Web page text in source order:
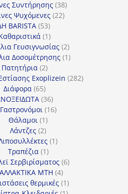
προϊόντα
Συντήρησης 3838
προϊόντα
Ψυχόμενες 2222
BARISTA 5353
προϊόντα
11
προϊόν
Γευσιγνωσίας 22
προϊόντα
Δοσομέτρησης 11
Πατητήρια 22
προϊόντα
Exoplizein 282282
Διάφορα 6565
προϊόντα
3636
προϊόντα
Γαστρονόμοι 1616
Θάλαμοι 11
προϊόν
Λάντζες 22
προϊόντα
11
Τραπέζια 11
προϊόν
Σερβιρίσματος 66
MTH 44
προϊόντα
θερμικές 11